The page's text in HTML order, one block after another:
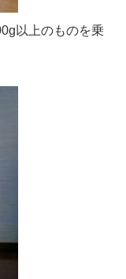
以上のものを乗